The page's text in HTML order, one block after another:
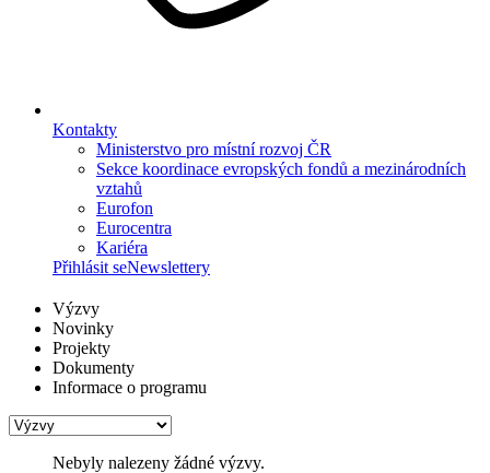
Kontakty
Ministerstvo pro místní rozvoj ČR
Sekce koordinace evropských fondů a mezinárodních
vztahů
Eurofon
Eurocentra
Kariéra
Přihlásit seNewslettery
Výzvy
Novinky
Projekty
Dokumenty
Informace o programu
Nebyly nalezeny žádné výzvy.